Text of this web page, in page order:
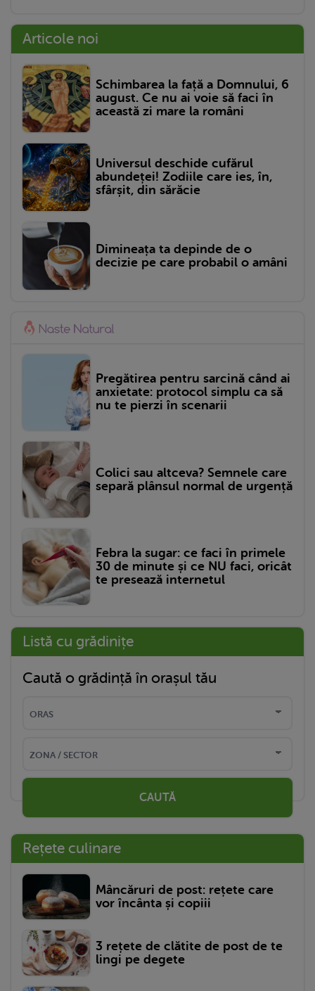
Articole noi
Schimbarea la față a Domnului, 6
august. Ce nu ai voie să faci în
această zi mare la români
Universul deschide cufărul
abundeței! Zodiile care ies, în,
sfârșit, din sărăcie
Dimineața ta depinde de o
decizie pe care probabil o amâni
Pregătirea pentru sarcină când ai
anxietate: protocol simplu ca să
nu te pierzi în scenarii
Colici sau altceva? Semnele care
separă plânsul normal de urgență
Febra la sugar: ce faci în primele
30 de minute și ce NU faci, oricât
te presează internetul
Listă cu grădinițe
Caută o grădință în orașul tău
CAUTĂ
Rețete culinare
Mâncăruri de post: rețete care
vor încânta și copiii
3 rețete de clătite de post de te
lingi pe degete